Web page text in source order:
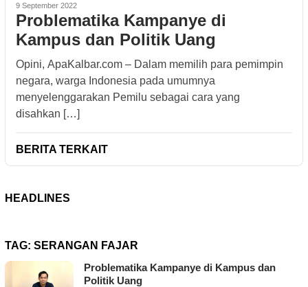
9 September 2022
Problematika Kampanye di
Kampus dan Politik Uang
Opini, ApaKalbar.com – Dalam memilih para pemimpin
negara, warga Indonesia pada umumnya
menyelenggarakan Pemilu sebagai cara yang
disahkan […]
BERITA TERKAIT
HEADLINES
TAG: SERANGAN FAJAR
Problematika Kampanye di Kampus dan
Politik Uang